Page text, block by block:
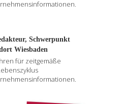
Schwerpunkt
Wiesbaden
für zeitgemäße